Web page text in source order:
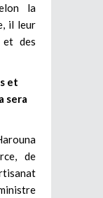
la
il leur
et des
et
sera
de